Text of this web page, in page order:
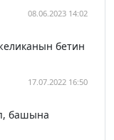
08.06.2023 14:02
бетин
17.07.2022 16:50
башына